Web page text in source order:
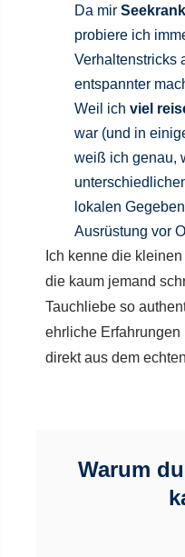
Da mir
probiere ich
Verhaltenstricks
entspannter
Weil ich viel
war (und in
weiß ich genau,
lokalen
Ausrüstung vor
Ich kenne die
die kaum jemand
Tauchliebe so
ehrliche
direkt aus dem
Warum